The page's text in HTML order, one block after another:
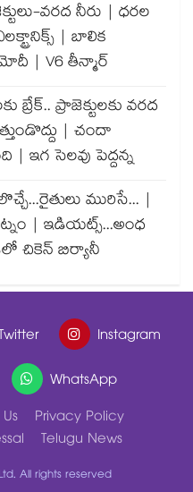
వరద నీరు | ధరల
| బాలిక
| V6 తీన్మార్
బ్రేక్.. ప్రాజెక్టులకు వరద
| చందా
| ఇగ సెలవు పెద్దన్న
మురిసే... |
| ఇడియట్స్...అంధ
చికెన్ బిర్యానీ
Instagram
WhatsApp
Privacy Policy
Telugu News
All rights reserved